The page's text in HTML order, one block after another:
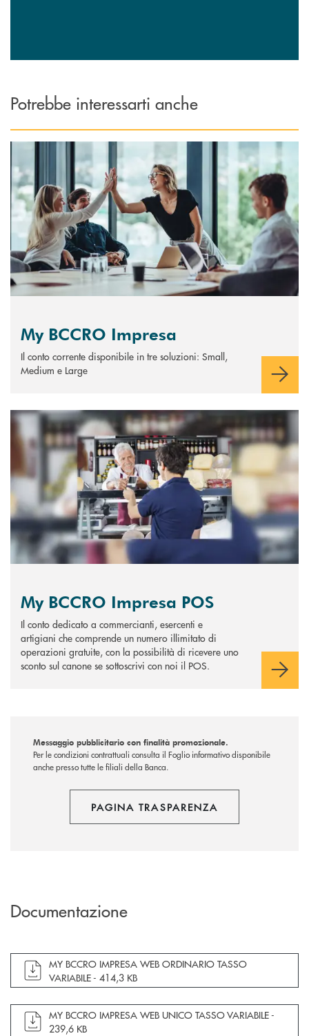
Potrebbe interessarti anche
My BCCRO Impresa
Il conto corrente disponibile in tre soluzioni: Small,
Medium e Large
Scopri di più My BCCRO Impresa POS
My BCCRO Impresa POS
Il conto dedicato a commercianti, esercenti e
artigiani che comprende un numero illimitato di
operazioni gratuite, con la possibilità di ricevere uno
sconto sul canone se sottoscrivi con noi il POS.
Messaggio pubblicitario con finalità promozionale.
Per le condizioni contrattuali consulta il Foglio informativo disponibile
anche presso tutte le filiali della Banca.
PAGINA TRASPARENZA
Documentazione
apre documento in una nuova finestra
MY BCCRO IMPRESA WEB ORDINARIO TASSO
VARIABILE - 414,3 KB
apre documento in una nuova finestra
MY BCCRO IMPRESA WEB UNICO TASSO VARIABILE -
239,6 KB